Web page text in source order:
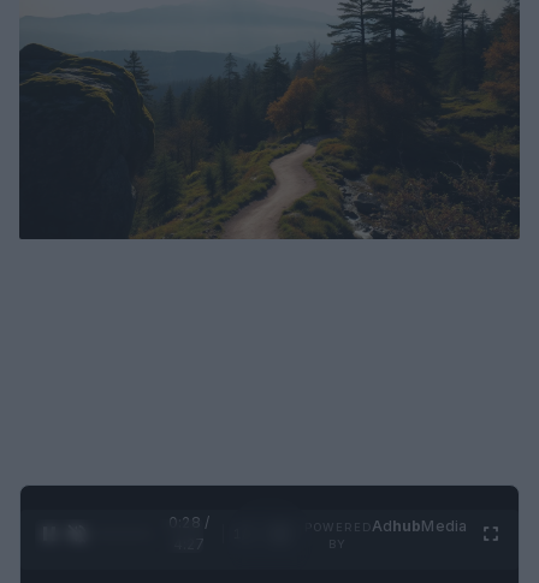
0:29 /
AdhubMedia